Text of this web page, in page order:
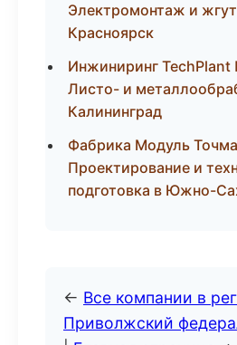
Электромонтаж и
Красноярск
Инжиниринг
Листо- и
Калининград
Фабрика Модуль
Проектирование и
подготовка в Южно-
← Все компании в
Приволжский